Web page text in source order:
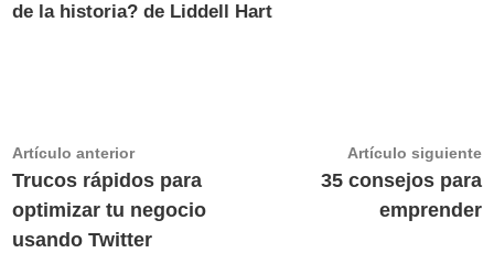
de la historia? de Liddell Hart
Navegación
de
entradas
Artículo anteriorArtículo
anterior:
Trucos rápidos para
optimizar tu negocio
usando Twitter
Artículo siguiente
35 consejos para
emprender